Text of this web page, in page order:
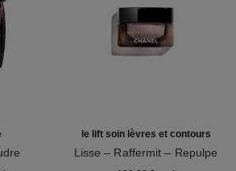
le lift soin lèvres et contours
Lisse – Raffermit – Repulpe